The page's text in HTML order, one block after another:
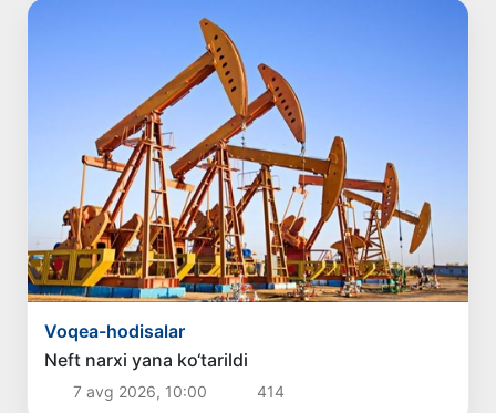
Voqea-hodisalar
Neft narxi yana ko‘tarildi
7 avg 2026, 10:00 414